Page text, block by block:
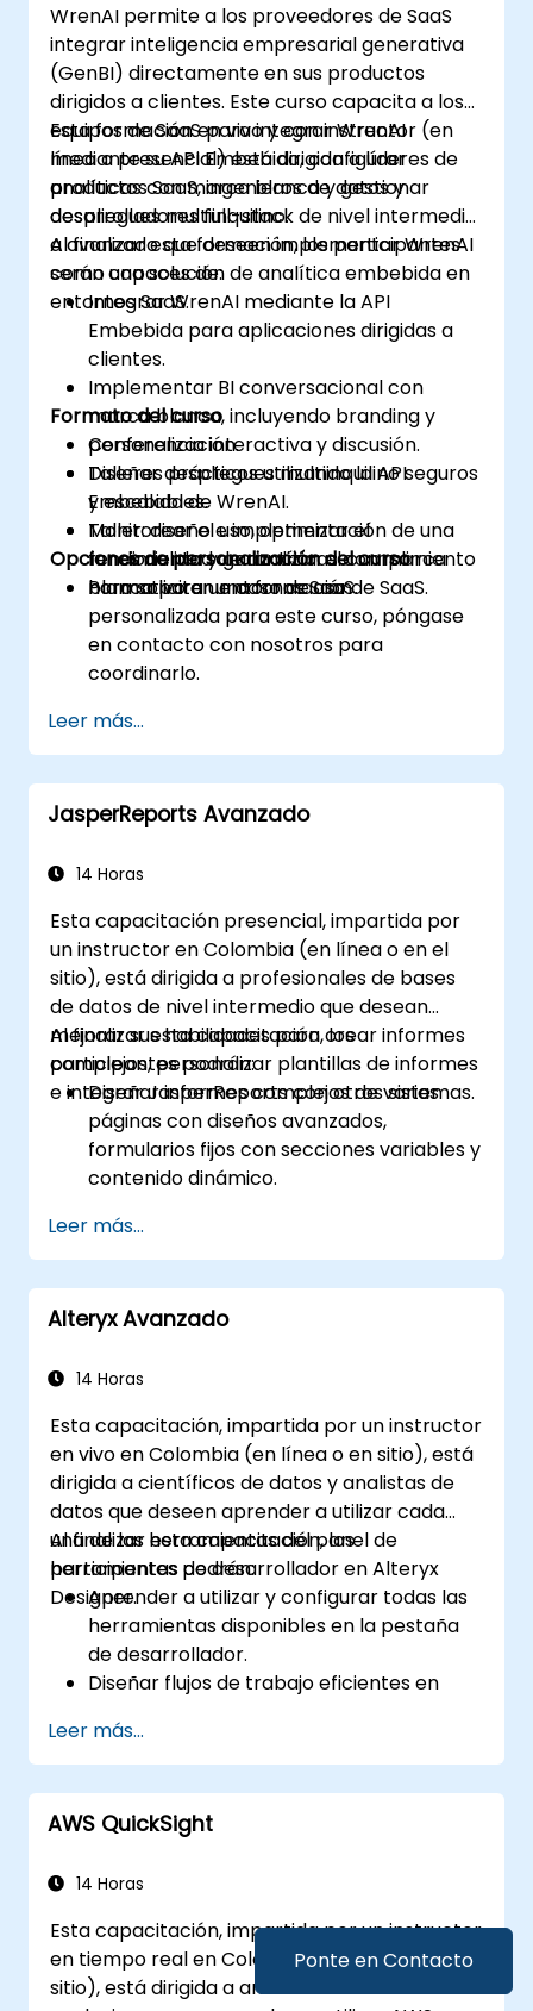
Ponte en Contacto
WrenAI permite a los proveedores de SaaS
integrar inteligencia empresarial generativa
(GenBI) directamente en sus productos
dirigidos a clientes. Este curso capacita a los
equipos de SaaS para integrar WrenAI
mediante su API Embebida, configurar
analíticas con marca blanca y gestionar
despliegues multiinquilino.
Esta formación en vivo y con instructor (en
línea o presencial) está dirigida a líderes de
productos SaaS, ingenieros de datos y
desarrolladores full-stack de nivel intermedio
a avanzado que deseen implementar WrenAI
como una solución de analítica embebida en
entornos SaaS.
Al finalizar esta formación, los participantes
serán capaces de:
Integrar WrenAI mediante la API
Embebida para aplicaciones dirigidas a
clientes.
Implementar BI conversacional con
marca blanca, incluyendo branding y
personalización.
Diseñar despliegues multiinquilino seguros
y escalables.
Monitorear el uso, optimizar el
rendimiento y garantizar el cumplimiento
normativo en entornos SaaS.
Formato del curso
Conferencia interactiva y discusión.
Talleres prácticos utilizando la API
Embebida de WrenAI.
Taller: diseño e implementación de una
funcionalidad de analíticas con marca
blanca para un caso de uso de SaaS.
Opciones de personalización del curso
Para solicitar una formación
personalizada para este curso, póngase
en contacto con nosotros para
coordinarlo.
Leer más...
JasperReports Avanzado
14 Horas
Esta capacitación presencial, impartida por
un instructor en Colombia (en línea o en el
sitio), está dirigida a profesionales de bases
de datos de nivel intermedio que desean
mejorar sus habilidades para crear informes
complejos, personalizar plantillas de informes
e integrar JasperReports con otros sistemas.
Al finalizar esta capacitación, los
participantes podrán:
Diseñar informes complejos de varias
páginas con diseños avanzados,
formularios fijos con secciones variables y
contenido dinámico.
dinámicas avanzadas para visualizar
datos, e integrar subinformes y
agrupaciones para una representación
detallada de la información.
gestionar permisos de usuario y
para la programación y distribución de
informes.
Leer más...
Alteryx Avanzado
14 Horas
Esta capacitación, impartida por un instructor
en vivo en Colombia (en línea o en sitio), está
dirigida a científicos de datos y analistas de
datos que deseen aprender a utilizar cada
una de las herramientas del panel de
herramientas de desarrollador en Alteryx
Designer.
Al finalizar esta capacitación, los
participantes podrán:
Aprender a utilizar y configurar todas las
herramientas disponibles en la pestaña
de desarrollador.
Diseñar flujos de trabajo eficientes en
dinámicas, de validación y de pruebas.
Aprender a usar las herramientas de API
para descargar y analizar datos web.
Utilizar las herramientas de scripting de
Leer más...
AWS QuickSight
14 Horas
Esta capacitación, impartida por un instructor
en tiempo real en Colombia (en línea o en
sitio), está dirigida a analistas de datos o a